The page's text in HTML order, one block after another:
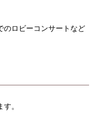
ロビーコンサートなど
。